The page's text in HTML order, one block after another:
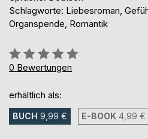
Schlagworte: Liebesroman,
Organspende, Romantik
Bewertung::
0%
0 Bewertungen
erhältlich als:
BUCH 9,99 € E-BOOK 4,99 €